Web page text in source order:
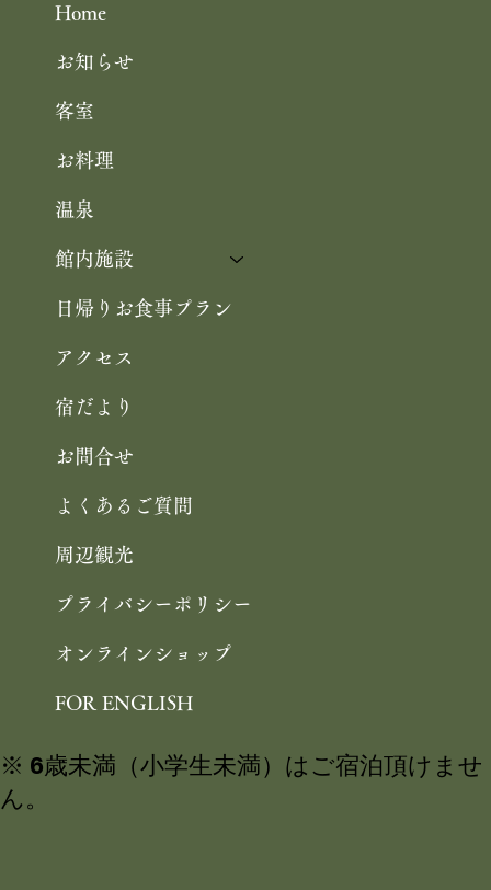
Home
お知らせ
客室
お料理
温泉
館内施設
日帰りお食事プラン
アクセス
宿だより
お問合せ
よくあるご質問
周辺観光
プライバシーポリシー
オンラインショップ
FOR ENGLISH
※ 6歳未満（小学生未満）はご宿泊頂けませ
ん。